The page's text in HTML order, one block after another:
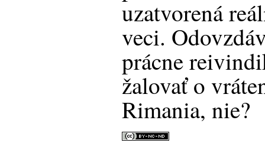
uzatvorená
veci.
prácne
žalovať o
Rimania, nie?